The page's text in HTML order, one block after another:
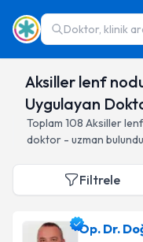
Doktor, klinik
Aksiller lenf
Uygulayan
Toplam 108 Aksiller
doktor - uzman
Filtrele
Op. Dr.